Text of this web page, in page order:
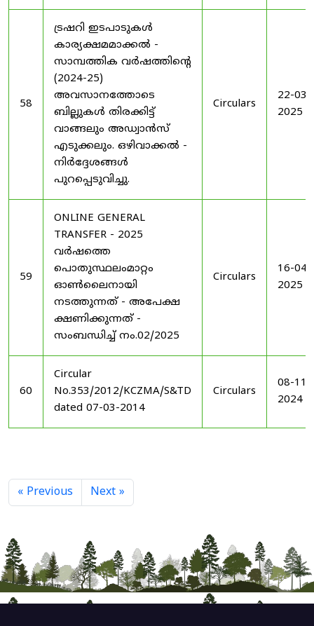
58
ട്രഷറി ഇടപാടുകൾ
കാര്യക്ഷമമാക്കൽ -
സാമ്പത്തിക വർഷത്തിന്റെ
(2024-25)
അവസാനത്തോടെ
ബില്ലുകൾ തിരക്കിട്ട്
വാങ്ങലും അഡ്വാൻസ്
എടുക്കലും. ഒഴിവാക്കൽ -
നിർദ്ദേശങ്ങൾ
പുറപ്പെടുവിച്ചു.
Circulars
22-03-
2025
59
ONLINE GENERAL
TRANSFER - 2025
വർഷത്തെ
പൊതുസ്ഥലംമാറ്റം
ഓൺലൈനായി
നടത്തുന്നത് - അപേക്ഷ
ക്ഷണിക്കുന്നത് -
സംബന്ധിച്ച് നം.02/2025
Circulars
16-04-
2025
60
Circular
No.353/2012/KCZMA/S&TD
dated 07-03-2014
Circulars
08-11-
2024
« Previous Next »